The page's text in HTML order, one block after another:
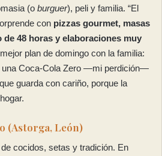
(o burguer), peli y familia. “El
con pizzas gourmet, masas
48 horas y elaboraciones muy
plan de domingo con la familia:
una Coca-Cola Zero —mi perdición—
guarda con cariño, porque la
(Astorga, León)
cocidos, setas y tradición. En